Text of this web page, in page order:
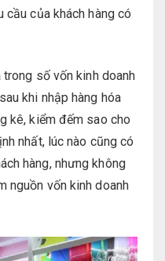
của khách hàng có
số vốn kinh doanh
khi nhập hàng hóa
kê, kiểm đếm sao cho
nhất, lúc nào cũng có
hàng, nhưng không
nguồn vốn kinh doanh